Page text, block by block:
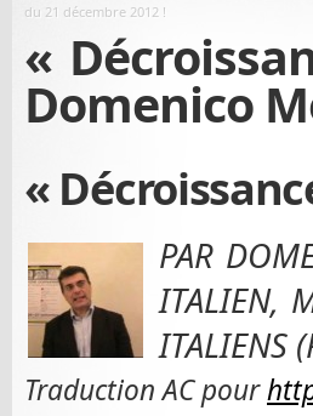
du 21 décembre 2012 !
«
Domenico
«
PAR
ITALIEN,
ITALIENS
Traduction AC pour